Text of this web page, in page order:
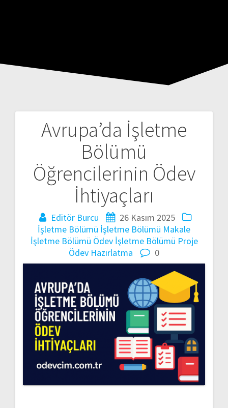
Avrupa’da İşletme
Bölümü
Öğrencilerinin Ödev
İhtiyaçları
Editör Burcu
26 Kasım 2025
İşletme Bölümü İşletme Bölümü Makale
İşletme Bölümü Ödev İşletme Bölümü Proje
Ödev Hazırlatma
0
Yazı
gezinmesi